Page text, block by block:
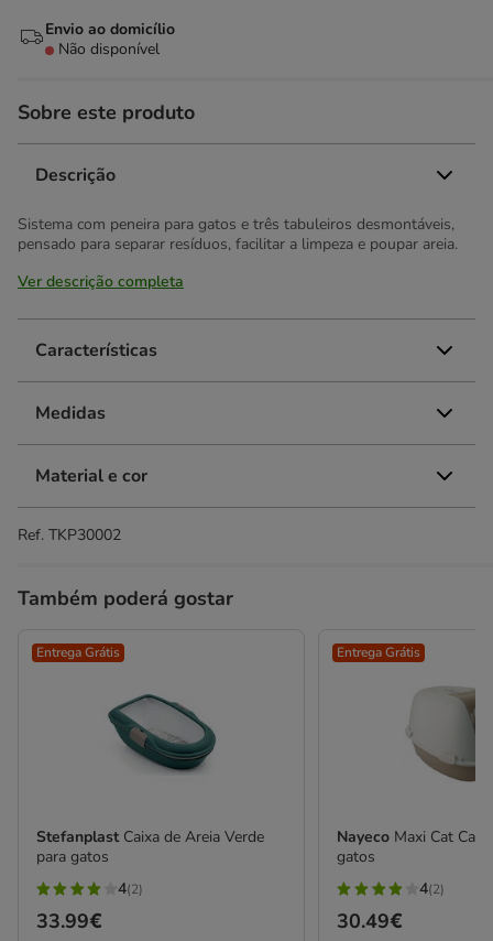
Envio ao domicílio
Não disponível
Sobre este produto
Descrição
Sistema com peneira para gatos e três tabuleiros desmontáveis,
pensado para separar resíduos, facilitar a limpeza e poupar areia.
Ver descrição completa
Características
Medidas
Material e cor
Ref. TKP30002
Também poderá gostar
Entrega Grátis
Stefanplast Caixa de Areia Verde
para gatos
4
estrelas
4(2)
Preço
33.99€
Entrega Grátis
Nayeco Maxi Cat
gatos
4
estrelas
4(2)
Preço
30.49€